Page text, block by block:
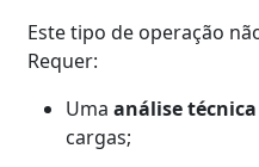
Este tipo de operação
Requer:
Umaanálise
cargas;